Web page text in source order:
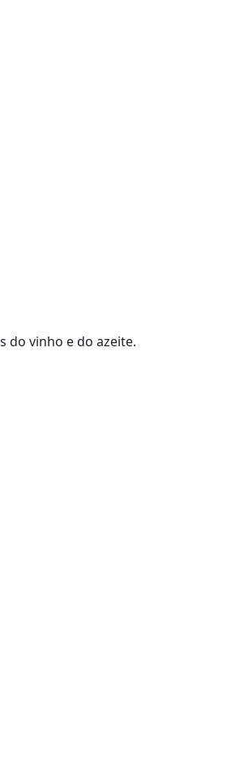
do vinho e do azeite.